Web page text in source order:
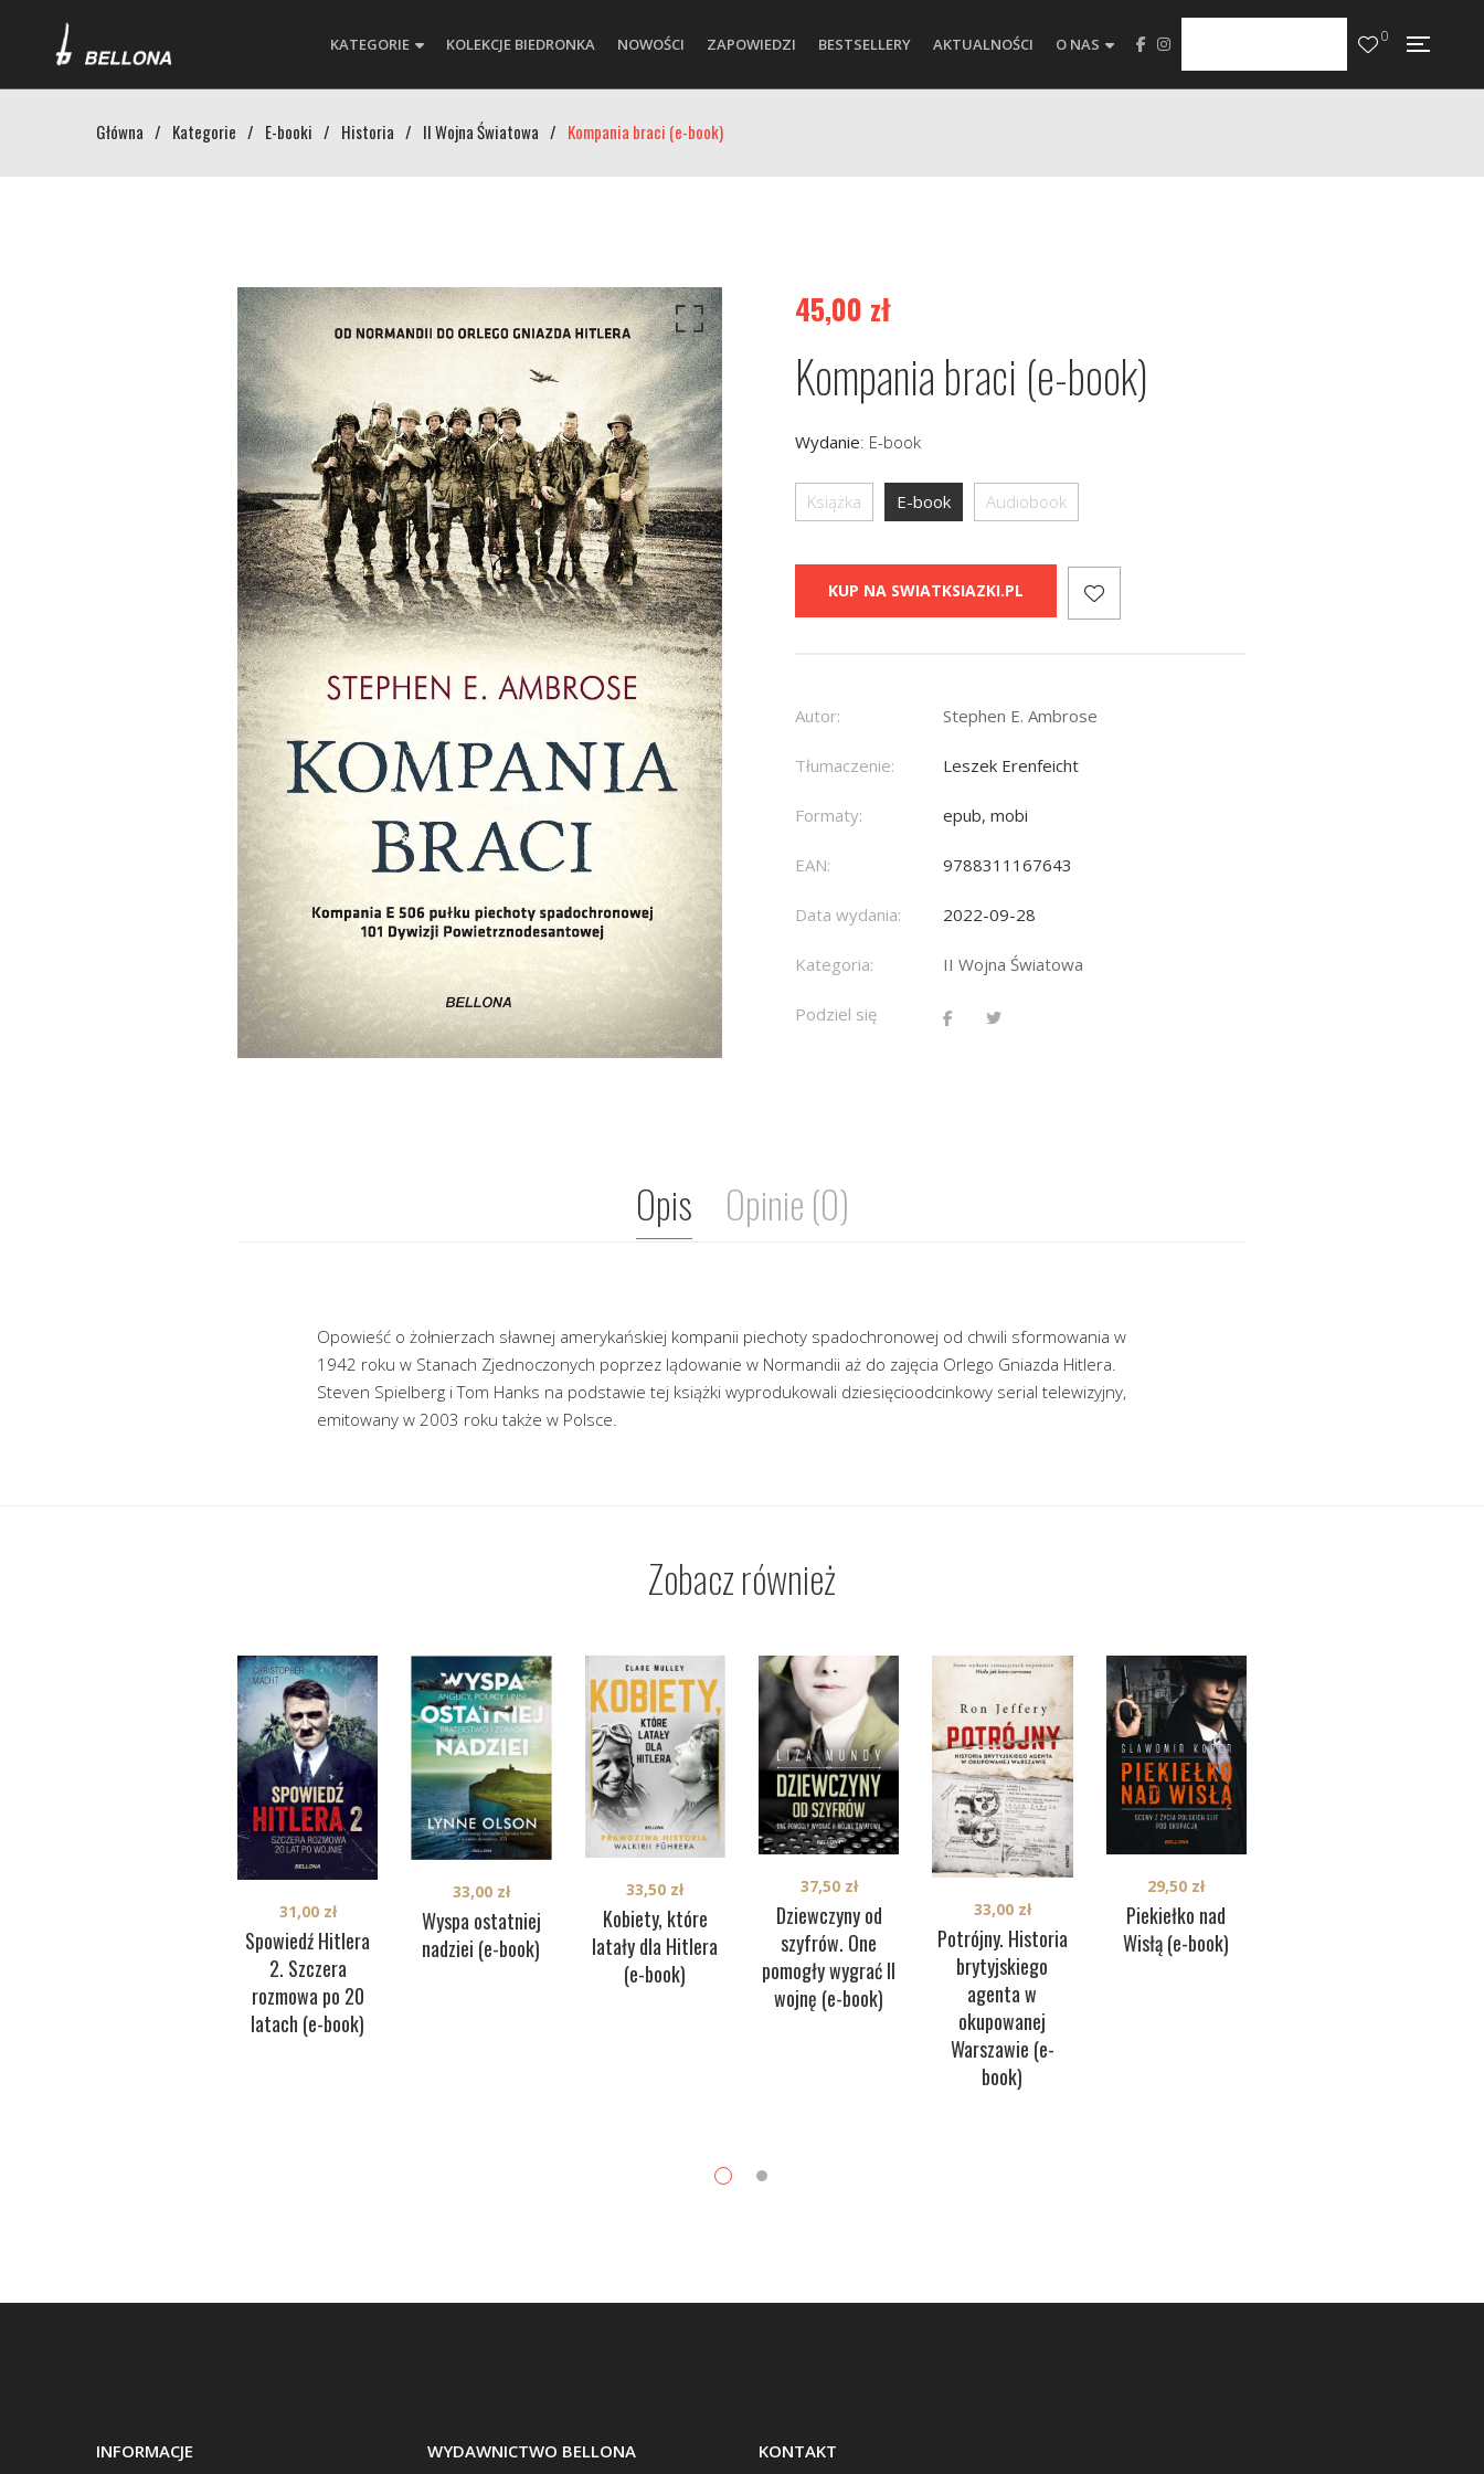
KATEGORIE KOLEKCJE BIEDRONKA NOWOŚCI ZAPOWIEDZI BESTSELLERY AKTUALNOŚCI O NAS 0
Główna / Kategorie / E-booki / Historia / II Wojna Światowa / Kompania braci (e-book)
45,00 zł
Kompania braci (e-book)
Wydanie: E-book
Książka E-book Audiobook
KUP NA SWIATKSIAZKI.PL
Autor: Stephen E. Ambrose
Tłumaczenie: Leszek Erenfeicht
Formaty: epub, mobi
EAN: 9788311167643
Data wydania: 2022-09-28
Kategoria: II Wojna Światowa
Podziel się
Opis Opinie (0)
Opowieść o żołnierzach sławnej amerykańskiej kompanii piechoty spadochronowej od chwili sformowania w
1942 roku w Stanach Zjednoczonych poprzez lądowanie w Normandii aż do zajęcia Orlego Gniazda Hitlera.
Steven Spielberg i Tom Hanks na podstawie tej książki wyprodukowali dziesięcioodcinkowy serial telewizyjny,
emitowany w 2003 roku także w Polsce.
Zobacz również
Spowiedź Hitlera
2. Szczera
rozmowa po 20
latach (e-book)
31,00 zł
Wyspa ostatniej
nadziei (e-book)
33,00 zł
Kobiety, które
latały dla Hitlera
(e-book)
33,50 zł
Dziewczyny od
szyfrów. One
pomogły wygrać II
wojnę (e-book)
37,50 zł
Potrójny. Historia
brytyjskiego
agenta w
okupowanej
Warszawie (e-
book)
33,00 zł
Piekiełko nad
Wisłą (e-book)
29,50 zł
INFORMACJE WYDAWNICTWO BELLONA KONTAKT